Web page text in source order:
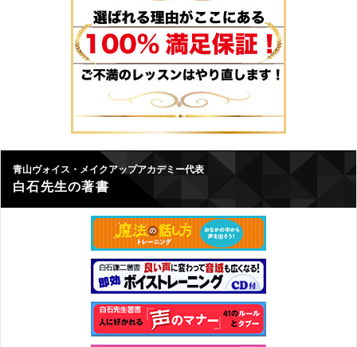
青山ヴォイス・メイクアップアカデミー代表
白石先生の著書